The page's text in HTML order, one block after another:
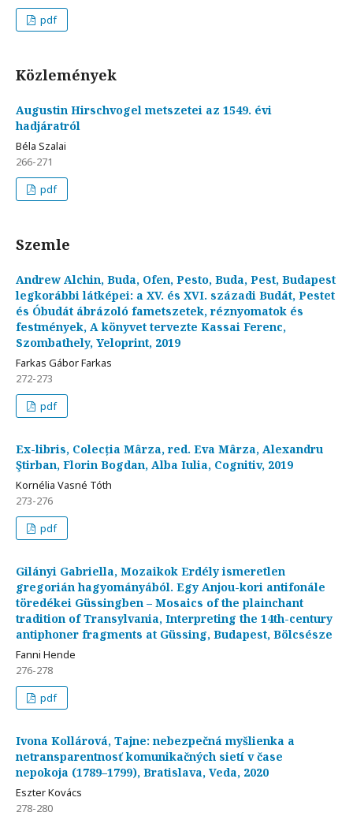
pdf
Közlemények
Augustin Hirschvogel metszetei az 1549. évi
hadjáratról
Béla Szalai
266-271
pdf
Szemle
Andrew Alchin, Buda, Ofen, Pesto, Buda, Pest, Budapest
legkorábbi látképei: a XV. és XVI. századi Budát, Pestet
és Óbudát ábrázoló fametszetek, réznyomatok és
festmények, A könyvet tervezte Kassai Ferenc,
Szombathely, Yeloprint, 2019
Farkas Gábor Farkas
272-273
pdf
Ex-libris, Colecția Mârza, red. Eva Mârza, Alexandru
Ştirban, Florin Bogdan, Alba Iulia, Cognitiv, 2019
Kornélia Vasné Tóth
273-276
pdf
Gilányi Gabriella, Mozaikok Erdély ismeretlen
gregorián hagyományából. Egy Anjou-kori antifonále
töredékei Güssingben – Mosaics of the plainchant
tradition of Transylvania, Interpreting the 14th-century
antiphoner fragments at Güssing, Budapest, Bölcsésze
Fanni Hende
276-278
pdf
Ivona Kollárová, Tajne: nebezpečná myšlienka a
netransparentnosť komunikačných sietí v čase
nepokoja (1789–1799), Bratislava, Veda, 2020
Eszter Kovács
278-280